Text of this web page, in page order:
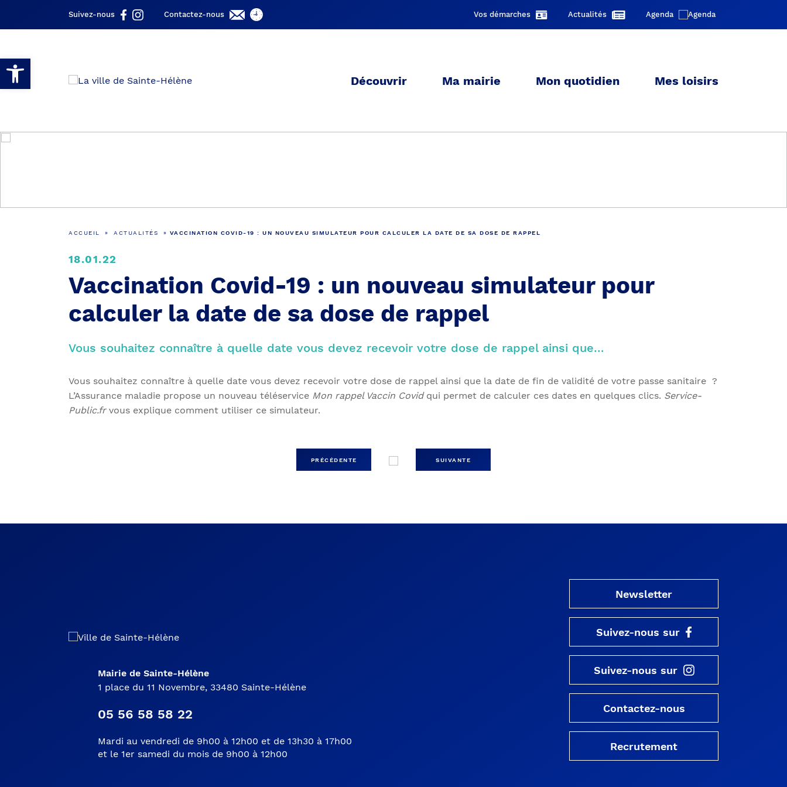
Ouvrir la barre d’outils
Suivez-nous Contactez-nous Vos démarches Actualités Agenda
Découvrir Ma mairie Mon quotidien Mes loisirs
ACCUEIL » ACTUALITÉS » VACCINATION COVID-19 : UN NOUVEAU SIMULATEUR POUR CALCULER LA DATE DE SA DOSE DE RAPPEL
18.01.22
Vaccination Covid-19 : un nouveau simulateur pour
calculer la date de sa dose de rappel
Vous souhaitez connaître à quelle date vous devez recevoir votre dose de rappel ainsi que…
Vous souhaitez connaître à quelle date vous devez recevoir votre dose de rappel ainsi que la date de fin de validité de votre passe sanitaire ?
L’Assurance maladie propose un nouveau téléservice Mon rappel Vaccin Covidqui permet de calculer ces dates en quelques clics. Service-
Public.frvous explique comment utiliser ce simulateur.
PRÉCÉDENTE SUIVANTE
Mairie de Sainte-Hélène
1 place du 11 Novembre, 33480 Sainte-Hélène
05 56 58 58 22
Mardi au vendredi de 9h00 à 12h00 et de 13h30 à 17h00
et le 1er samedi du mois de 9h00 à 12h00
Newsletter
Suivez-nous sur
Suivez-nous sur
Contactez-nous
Recrutement